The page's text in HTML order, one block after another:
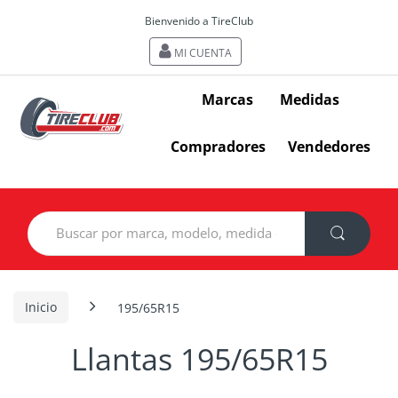
Bienvenido a TireClub
MI CUENTA
Marcas Medidas
Compradores Vendedores
Search
for:
Inicio 195/65R15
Llantas 195/65R15